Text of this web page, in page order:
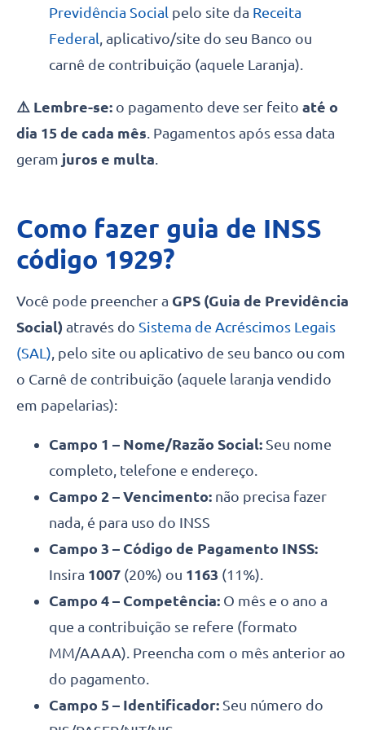
Previdência Social pelo site da Receita
Federal , aplicativo/site do seu Banco ou
carnê de contribuição (aquele Laranja).
⚠️ Lembre-se: o pagamento deve ser feito até o
dia 15 de cada mês . Pagamentos após essa data
geram juros e multa
Como fazer guia de INSS
código 1929?
Você pode preencher a GPS (Guia de Previdência
Social) através do Sistema de Acréscimos Legais
(SAL) , pelo site ou aplicativo de seu banco ou com
o Carnê de contribuição (aquele laranja vendido
em papelarias):
Campo 1 – Nome/Razão Social: Seu nome
completo, telefone e endereço.
Campo 2 – Vencimento: não precisa fazer
nada, é para uso do INSS
Campo 3 – Código de Pagamento INSS:
Insira 1007 (20%) ou 1163 (11%).
Campo 4 – Competência: O mês e o ano a
que a contribuição se refere (formato
MM/AAAA). Preencha com o mês anterior ao
do pagamento.
Campo 5 – Identificador: Seu número do